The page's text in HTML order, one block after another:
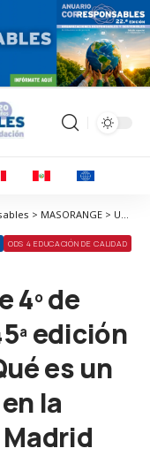
Corresponsables > Organizaciones Corresponsables > MASORANGE > Una escolar de 4º de Primaria gana la 45ª edición del concurso “¿Qué es un rey para ti?” en la Comunidad de Madrid
ODS 4 EDUCACIÓN DE CALIDAD
4º de
edición
es un
la